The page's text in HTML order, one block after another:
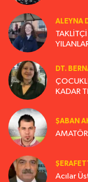
ALEYNA
DT.
KADAR
ŞABAN
Acılar